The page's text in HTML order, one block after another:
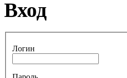
Вход
Логин